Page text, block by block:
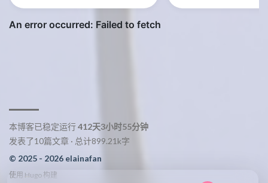
本博客已稳定运行412天3小时55分钟
发表了10篇文章 · 总计899.21k字
© 2025 - 2026 elainafan
使用 Hugo 构建